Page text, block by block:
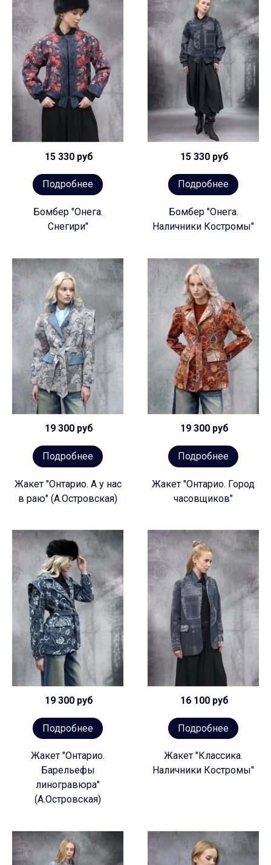
15 330 руб
Подробнее
Бомбер "Онега.
Снегири"
15 330 руб
Подробнее
Бомбер "Онега.
Наличники Костромы"
19 300 руб
Подробнее
Жакет "Онтарио. А у нас
в раю" (А.Островская)
19 300 руб
Подробнее
Жакет "Онтарио. Город
часовщиков"
19 300 руб
Подробнее
Жакет "Онтарио.
Барельефы
линогравюра"
(А.Островская)
16 100 руб
Подробнее
Жакет "Классика.
Наличники Костромы"